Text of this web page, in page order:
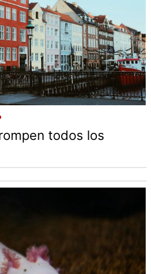
todos los